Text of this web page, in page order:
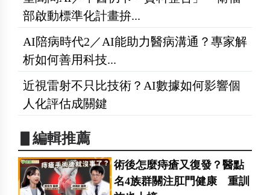
部啟動標準化計畫拚...
AI陪病時代2／AI能助力醫病溝通？專家解
析如何善用科技...
近視雷射不只比技術？AI數據如何影響個
人化評估成關鍵
▋編輯推薦
術後怎麼痔瘡又復發？醫點
名4族群關注肛門健康 重訓